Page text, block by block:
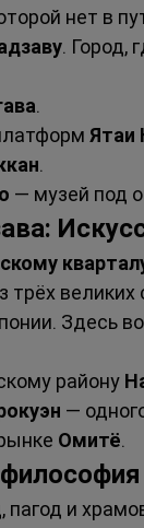
нет в
. Город,
.
Ятаи
.
— музей под
трёх
Здесь
району
—
Омитё.
и